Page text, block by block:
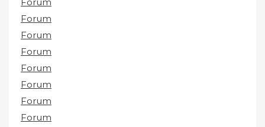
Forum
Forum
Forum
Forum
Forum
Forum
Forum